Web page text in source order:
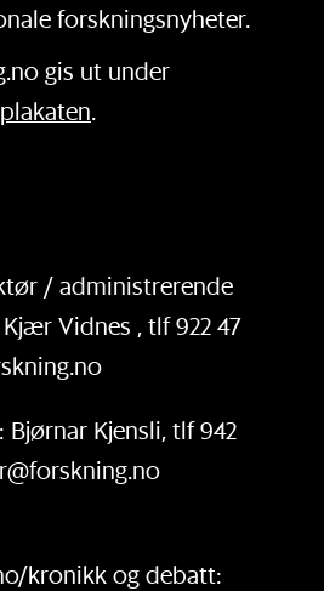
forskningsnyheter.
gis ut under
.
/ administrerende
Vidnes , tlf 922 47
Bjørnar Kjensli, tlf 942
kronikk og debatt: